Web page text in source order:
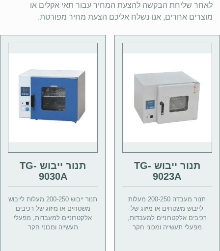
לאחר שליחת הבקשה להצעת המחיר עבור תאי אקלים או
מוצרים אחרים, אנו נשלח אליכם הצעת מחיר מפורטת.
תנור ייבוש TG-
9023A
תנור מעבדה 200-250 מעלות
לייבוש משטחים או מיזוג של
רכיבים אלקטרוניים למעבדות,
מפעלי תעשייה ומכוני חקר
תנור ייבוש TG-
9030A
תנור ייבוש 200-250 מעלות לייבוש
משטחים או מיזוג של רכיבים
אלקטרוניים למעבדות, מפעלי
תעשייה ומכוני חקר